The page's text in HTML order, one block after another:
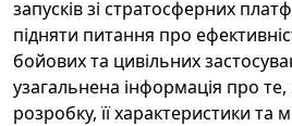
запусків зі стратосферних
підняти питання про
бойових та цивільних
узагальнена інформація про
розробку, її характеристики та